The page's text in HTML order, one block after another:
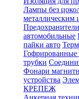
Лампы без
металлическим
автомобильные
пайки авто
Гофрированные
трубки
Фонари
устройства
КРЕПЕЖ
Анкерная